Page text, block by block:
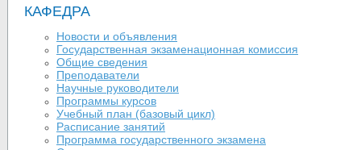
КАФЕДРА
Новости и объявления
Государственная экзаменационная комиссия
Общие сведения
Преподаватели
Научные руководители
Программы курсов
Учебный план (базовый цикл)
Расписание занятий
Программа государственного экзамена